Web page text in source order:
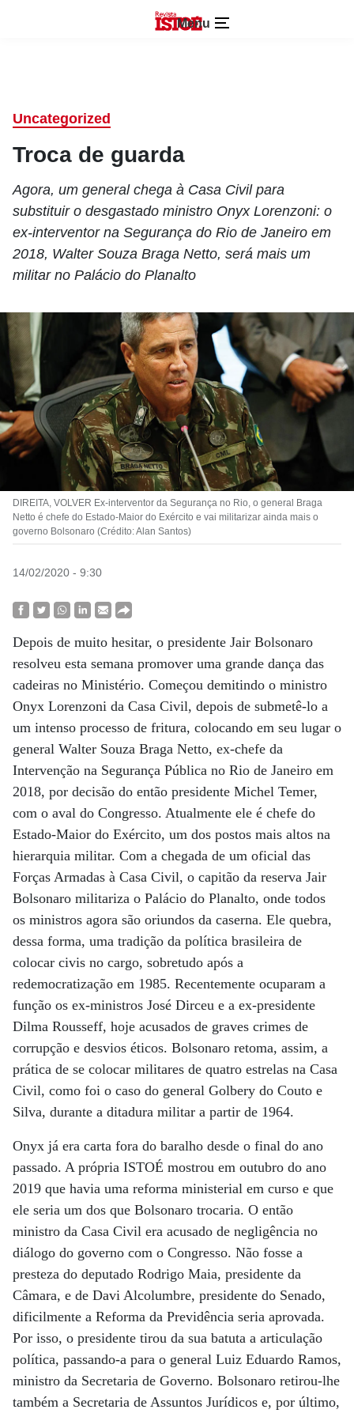
Menu
Uncategorized
Troca de guarda
Agora, um general chega à Casa Civil para
substituir o desgastado ministro Onyx Lorenzoni: o
ex-interventor na Segurança do Rio de Janeiro em
2018, Walter Souza Braga Netto, será mais um
militar no Palácio do Planalto
DIREITA, VOLVER Ex-interventor da Segurança no Rio, o general Braga
Netto é chefe do Estado-Maior do Exército e vai militarizar ainda mais o
governo Bolsonaro (Crédito: Alan Santos)
14/02/2020 - 9:30
Depois de muito hesitar, o presidente Jair Bolsonaro
resolveu esta semana promover uma grande dança das
cadeiras no Ministério. Começou demitindo o ministro
Onyx Lorenzoni da Casa Civil, depois de submetê-lo a
um intenso processo de fritura, colocando em seu lugar o
general Walter Souza Braga Netto, ex-chefe da
Intervenção na Segurança Pública no Rio de Janeiro em
2018, por decisão do então presidente Michel Temer,
com o aval do Congresso. Atualmente ele é chefe do
Estado-Maior do Exército, um dos postos mais altos na
hierarquia militar. Com a chegada de um oficial das
Forças Armadas à Casa Civil, o capitão da reserva Jair
Bolsonaro militariza o Palácio do Planalto, onde todos
os ministros agora são oriundos da caserna. Ele quebra,
dessa forma, uma tradição da política brasileira de
colocar civis no cargo, sobretudo após a
redemocratização em 1985. Recentemente ocuparam a
função os ex-ministros José Dirceu e a ex-presidente
Dilma Rousseff, hoje acusados de graves crimes de
corrupção e desvios éticos. Bolsonaro retoma, assim, a
prática de se colocar militares de quatro estrelas na Casa
Civil, como foi o caso do general Golbery do Couto e
Silva, durante a ditadura militar a partir de 1964.
Onyx já era carta fora do baralho desde o final do ano
passado. A própria ISTOÉ mostrou em outubro do ano
2019 que havia uma reforma ministerial em curso e que
ele seria um dos que Bolsonaro trocaria. O então
ministro da Casa Civil era acusado de negligência no
diálogo do governo com o Congresso. Não fosse a
presteza do deputado Rodrigo Maia, presidente da
Câmara, e de Davi Alcolumbre, presidente do Senado,
dificilmente a Reforma da Previdência seria aprovada.
Por isso, o presidente tirou da sua batuta a articulação
política, passando-a para o general Luiz Eduardo Ramos,
ministro da Secretaria de Governo. Bolsonaro retirou-lhe
também a Secretaria de Assuntos Jurídicos e, por último,